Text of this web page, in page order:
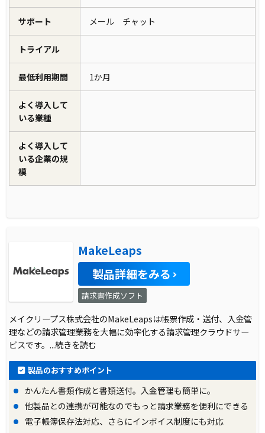
サポート メール チャット
トライアル
最低利用期間 1か月
よく導入して
いる業種
よく導入して
いる企業の規
模
MakeLeaps
製品詳細をみる
請求書作成ソフト
メイクリープス株式会社のMakeLeapsは帳票作成・送付、入金管
理などの請求管理業務を大幅に効率化する請求管理クラウドサー
ビスです。...続きを読む
製品のおすすめポイント
かんたん書類作成と書類送付。入金管理も簡単に。
他製品との連携が可能なのでもっと請求業務を便利にできる
電子帳簿保存法対応、さらにインボイス制度にも対応